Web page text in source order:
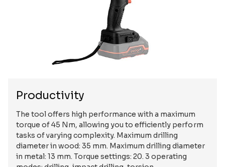
Productivity
The tool offers high performance with a maximum
torque of 45 Nm, allowing you to efficiently perform
tasks of varying complexity. Maximum drilling
diameter in wood: 35 mm. Maximum drilling diameter
in metal: 13 mm. Torque settings: 20. 3 operating